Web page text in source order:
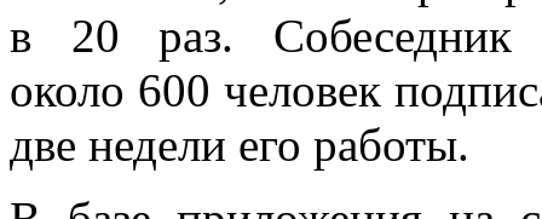
в 20 раз. Собеседник
около 600 человек
две недели его работы.